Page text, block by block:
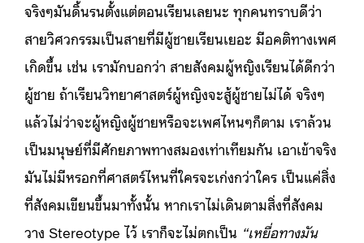
จริงๆมันดิ้นรนตั้งแต่ตอนเรียนเลยนะ ทุกคนทราบดีว่า
สายวิศวกรรมเป็นสายที่มีผู้ชายเรียนเยอะ มีอคติทางเพศ
เกิดขึ้น เช่น เรามักบอกว่า สายสังคมผู้หญิงเรียนได้ดีกว่า
ผู้ชาย ถ้าเรียนวิทยาศาสตร์ผู้หญิงจะสู้ผู้ชายไม่ได้ จริงๆ
แล้วไม่ว่าจะผู้หญิงผู้ชายหรือจะเพศไหนๆก็ตาม เราล้วน
เป็นมนุษย์ที่มีศักยภาพทางสมองเท่าเทียมกัน เอาเข้าจริง
มันไม่มีหรอกที่ศาสตร์ไหนที่ใครจะเก่งกว่าใคร เป็นแค่สิ่ง
ที่สังคมเขียนขึ้นมาทั้งนั้น หากเราไม่เดินตามสิ่งที่สังคม
วาง Stereotype ไว้ เราก็จะไม่ตกเป็น “เหยื่อทางมัน